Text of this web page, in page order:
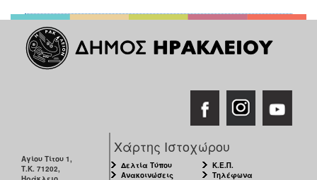
2015
2013
2012
Αγίου Τίτου 1,
Τ.Κ. 71202,
Χάρτης Ιστοχώρου
Δελτία Τύπου
Ανακοινώσεις
Κ.Ε.Π.
Τηλέφωνα